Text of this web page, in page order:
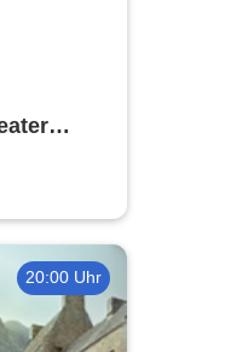
20:00 Uhr